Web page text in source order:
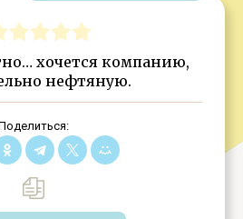
хочется компанию,
нефтяную.